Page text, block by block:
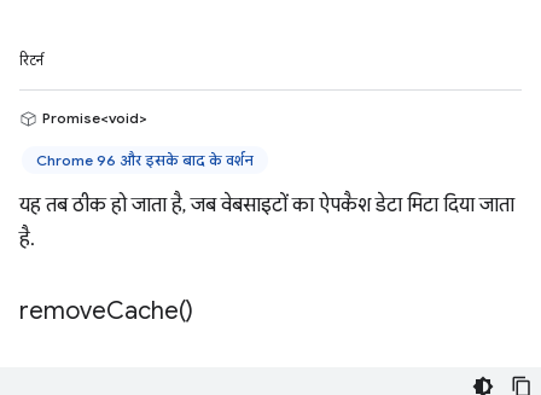
रिटर्न
Promise<void>
Chrome 96 और इसके बाद के वर्शन
यह तब ठीक हो जाता है, जब वेबसाइटों का ऐपकैश डेटा मिटा दिया जाता
है.
removeCache()